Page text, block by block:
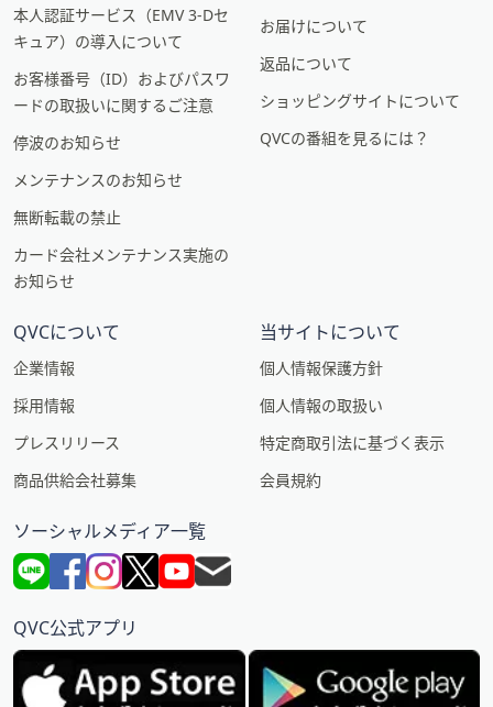
本人認証サービス（EMV 3-Dセ
キュア）の導入について
お客様番号（ID）およびパスワ
ードの取扱いに関するご注意
停波のお知らせ
メンテナンスのお知らせ
無断転載の禁止
カード会社メンテナンス実施の
お知らせ
お届けについて
返品について
ショッピングサイトについて
QVCの番組を見るには？
QVCについて
企業情報
採用情報
プレスリリース
商品供給会社募集
当サイトについて
個人情報保護方針
個人情報の取扱い
特定商取引法に基づく表示
会員規約
ソーシャルメディア一覧
QVC公式アプリ